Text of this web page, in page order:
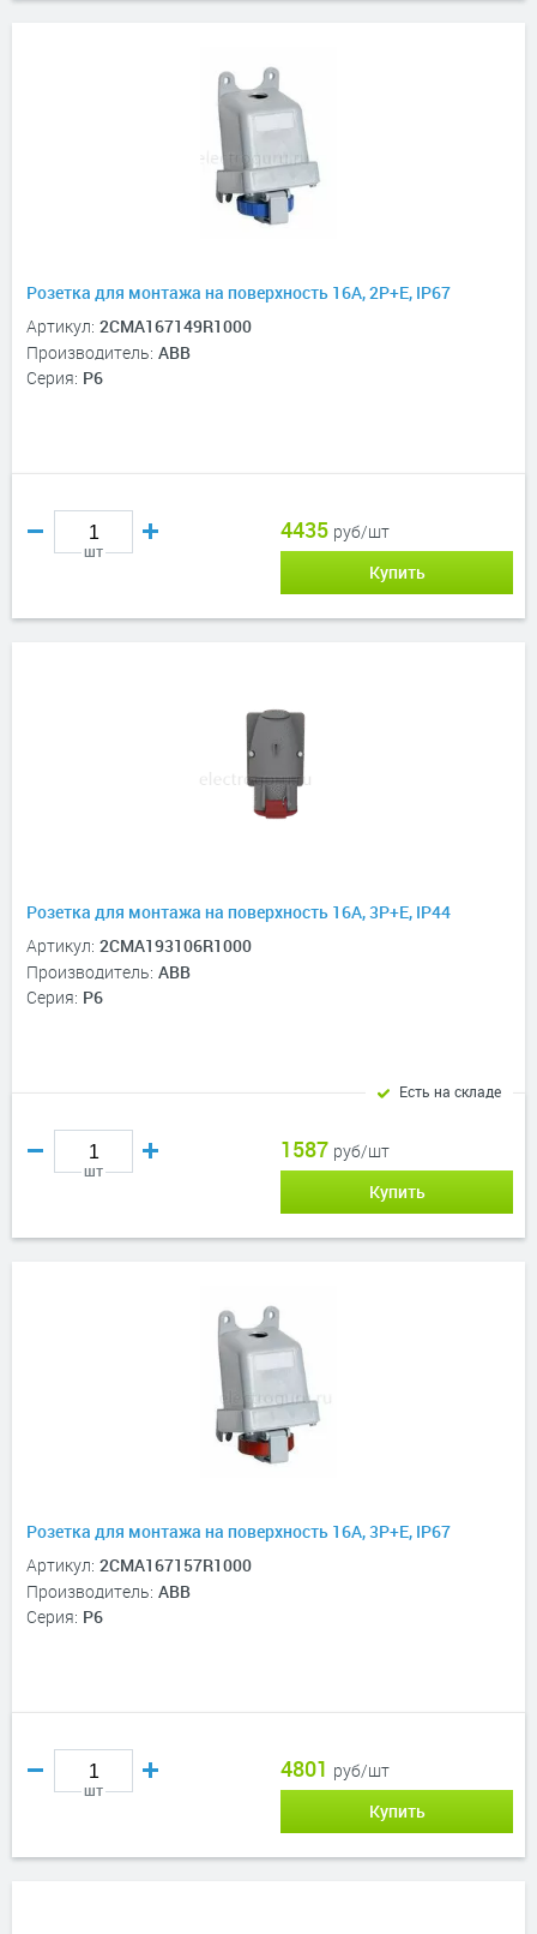
Розетка для монтажа на поверхность 16A, 2P+E, IP67
Артикул: 2CMA167149R1000
Производитель: ABB
Серия: P6
шт
4435 руб/шт
Купить
Розетка для монтажа на поверхность 16A, 3P+E, IP44
Артикул: 2CMA193106R1000
Производитель: ABB
Серия: P6
шт
1587 руб/шт
Купить
Есть на складе
Розетка для монтажа на поверхность 16A, 3P+E, IP67
Артикул: 2CMA167157R1000
Производитель: ABB
Серия: P6
шт
4801 руб/шт
Купить